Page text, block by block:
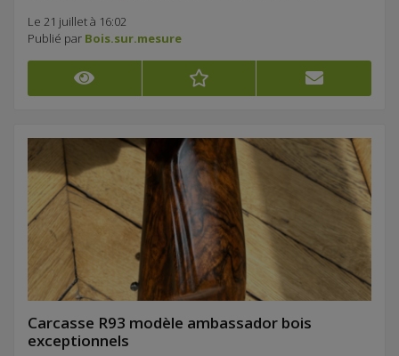
Le 21 juillet à 16:02
Publié par Bois.sur.mesure
Carcasse R93 modèle ambassador bois
exceptionnels